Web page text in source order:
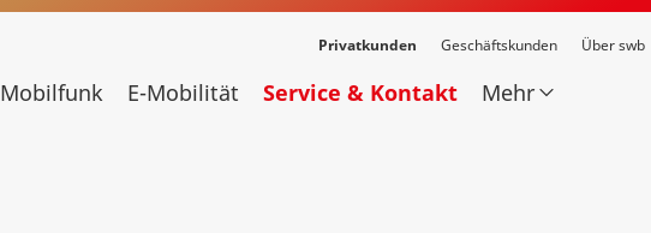
Privatkunden Geschäftskunden Über swb
Mobilfunk E-Mobilität Service & Kontakt Mehr